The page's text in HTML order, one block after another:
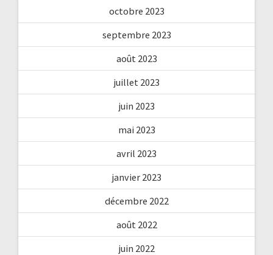
octobre 2023
septembre 2023
août 2023
juillet 2023
juin 2023
mai 2023
avril 2023
janvier 2023
décembre 2022
août 2022
juin 2022